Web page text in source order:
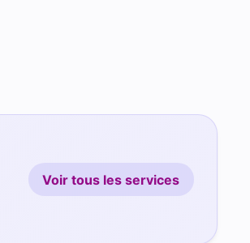
Voir tous les services